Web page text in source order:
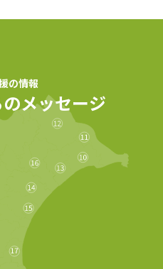
メッセージ